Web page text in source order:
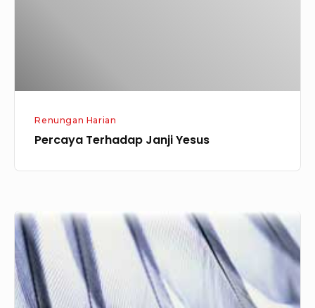
Renungan Harian
Percaya Terhadap Janji Yesus
Dalam
Perlindungan
Tuhan